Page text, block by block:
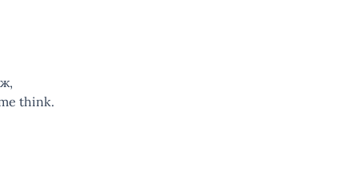
think.